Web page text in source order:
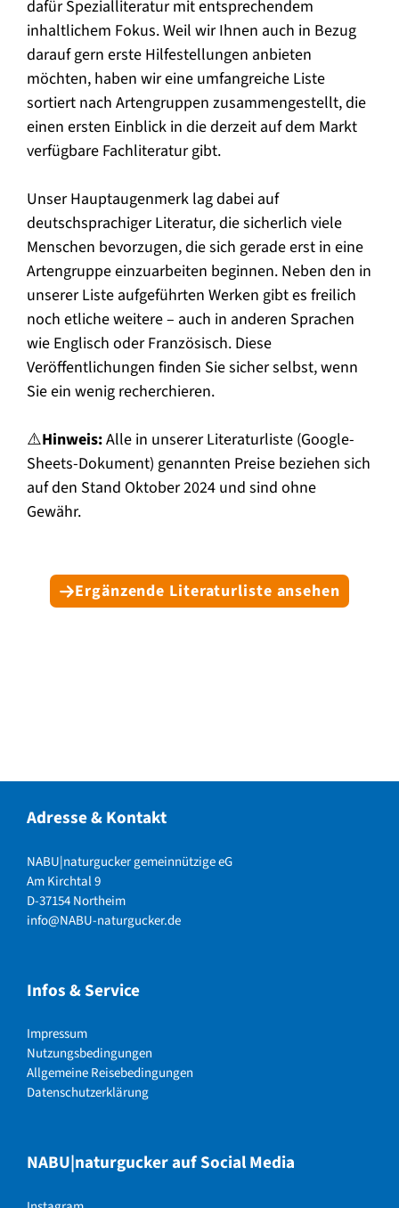
dafür Spezialliteratur mit entsprechendem
inhaltlichem Fokus. Weil wir Ihnen auch in Bezug
darauf gern erste Hilfestellungen anbieten
möchten, haben wir eine umfangreiche Liste
sortiert nach Artengruppen zusammengestellt, die
einen ersten Einblick in die derzeit auf dem Markt
verfügbare Fachliteratur gibt.
Unser Hauptaugenmerk lag dabei auf
deutschsprachiger Literatur, die sicherlich viele
Menschen bevorzugen, die sich gerade erst in eine
Artengruppe einzuarbeiten beginnen. Neben den in
unserer Liste aufgeführten Werken gibt es freilich
noch etliche weitere – auch in anderen Sprachen
wie Englisch oder Französisch. Diese
Veröffentlichungen finden Sie sicher selbst, wenn
Sie ein wenig recherchieren.
⚠️Hinweis:Alle in unserer Literaturliste (Google-
Sheets-Dokument) genannten Preise beziehen sich
auf den Stand Oktober 2024 und sind ohne
Gewähr.
Ergänzende Literaturliste ansehen
Adresse & Kontakt
NABU|naturgucker gemeinnützige eG
Am Kirchtal 9
D-37154 Northeim
info@NABU-naturgucker.de
Infos & Service
Impressum
Nutzungsbedingungen
Allgemeine Reisebedingungen
Datenschutzerklärung
NABU|naturgucker auf Social Media